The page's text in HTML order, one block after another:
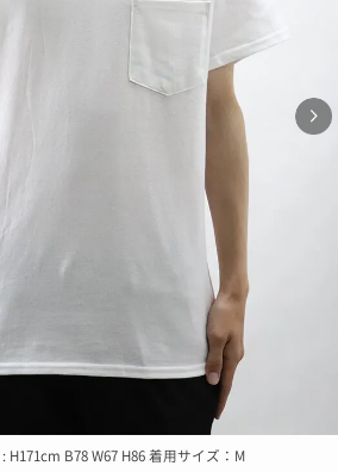
H171cm B78 W67 H86 着用サイズ：M